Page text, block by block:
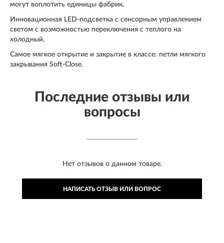
могут воплотить единицы фабрик.
Инновационная LED-подсветка с сенсорным управлением
светом с возможностью переключения с теплого на
холодный.
Самое мягкое открытие и закрытие в классе: петли мягкого
закрывания Soft-Close.
Последние отзывы или
вопросы
Нет отзывов о данном товаре.
НАПИСАТЬ ОТЗЫВ ИЛИ ВОПРОС